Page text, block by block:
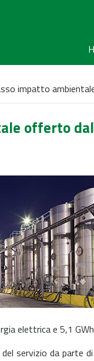
impatto
offerto
elettrica e 5,1
servizio da parte